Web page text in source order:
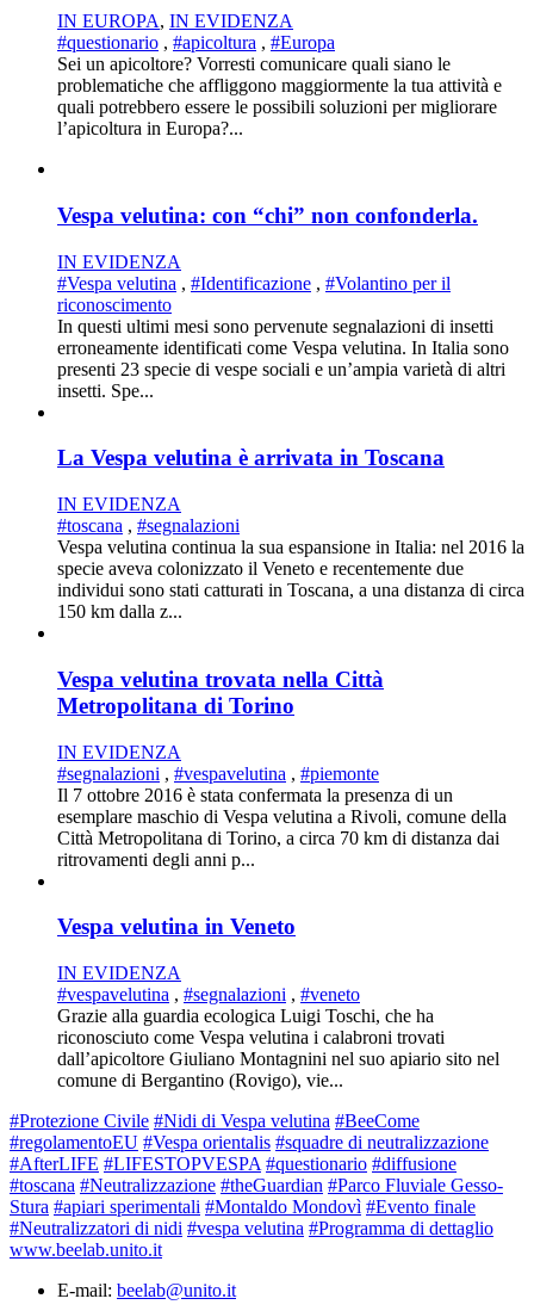
IN EUROPA, IN EVIDENZA
#questionario , #apicoltura , #Europa
Sei un apicoltore? Vorresti comunicare quali siano le
problematiche che affliggono maggiormente la tua attività e
quali potrebbero essere le possibili soluzioni per migliorare
l’apicoltura in Europa?...
Vespa velutina: con “chi” non confonderla.
IN EVIDENZA
#Vespa velutina , #Identificazione , #Volantino per il
riconoscimento
In questi ultimi mesi sono pervenute segnalazioni di insetti
erroneamente identificati come Vespa velutina. In Italia sono
presenti 23 specie di vespe sociali e un’ampia varietà di altri
insetti. Spe...
La Vespa velutina è arrivata in Toscana
IN EVIDENZA
#toscana , #segnalazioni
Vespa velutina continua la sua espansione in Italia: nel 2016 la
specie aveva colonizzato il Veneto e recentemente due
individui sono stati catturati in Toscana, a una distanza di circa
150 km dalla z...
Vespa velutina trovata nella Città
Metropolitana di Torino
IN EVIDENZA
#segnalazioni , #vespavelutina , #piemonte
Il 7 ottobre 2016 è stata confermata la presenza di un
esemplare maschio di Vespa velutina a Rivoli, comune della
Città Metropolitana di Torino, a circa 70 km di distanza dai
ritrovamenti degli anni p...
Vespa velutina in Veneto
IN EVIDENZA
#vespavelutina , #segnalazioni , #veneto
Grazie alla guardia ecologica Luigi Toschi, che ha
riconosciuto come Vespa velutina i calabroni trovati
dall’apicoltore Giuliano Montagnini nel suo apiario sito nel
comune di Bergantino (Rovigo), vie...
#Protezione Civile #Nidi di Vespa velutina #BeeCome
#regolamentoEU #Vespa orientalis #squadre di neutralizzazione
#AfterLIFE #LIFESTOPVESPA #questionario #diffusione
#toscana #Neutralizzazione #theGuardian #Parco Fluviale Gesso-
Stura #apiari sperimentali #Montaldo Mondovì #Evento finale
#Neutralizzatori di nidi #vespa velutina #Programma di dettaglio
www.beelab.unito.it
E-mail: beelab@unito.it